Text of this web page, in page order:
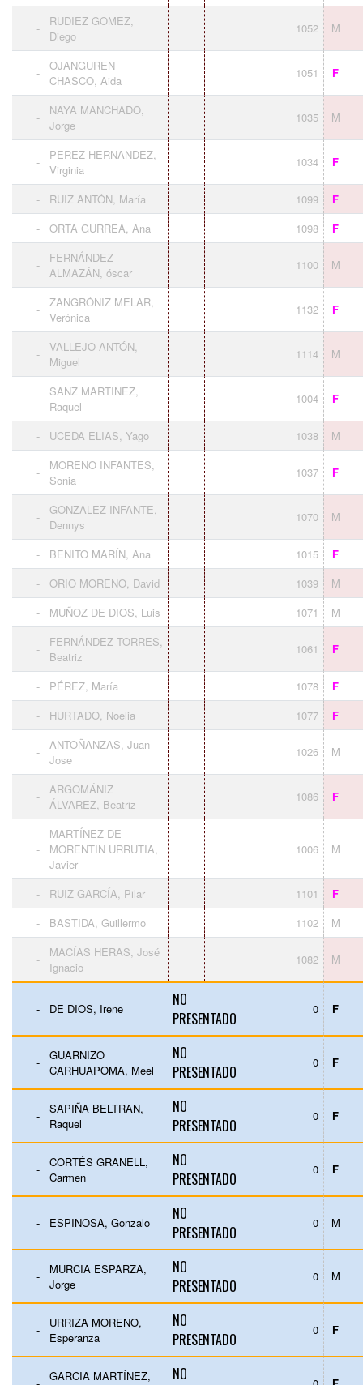
-
RUDIEZ GOMEZ,
Diego
1052 M
-
OJANGUREN
CHASCO, Aida
1051 F
-
NAYA MANCHADO,
Jorge
1035 M
-
PEREZ HERNANDEZ,
Virginia
1034 F
- RUIZ ANTÓN, María 1099
F
-
ORTA GURREA, Ana 1098 F
-
FERNÁNDEZ
ALMAZÁN, óscar
1100 M
-
ZANGRÓNIZ MELAR,
Verónica
1132 F
-
VALLEJO ANTÓN,
Miguel
1114 M
-
SANZ MARTINEZ,
Raquel
1004 F
- UCEDA ELIAS, Yago 1038 M
-
MORENO INFANTES,
Sonia
1037 F
-
GONZALEZ INFANTE,
Dennys
1070 M
- BENITO MARÍN, Ana 1015
F
-
ORIO MORENO, David 1039
M
-
MUÑOZ DE DIOS, Luis 1071 M
-
FERNÁNDEZ TORRES,
Beatriz
1061 F
- PÉREZ, María 1078
F
-
HURTADO, Noelia 1077 F
-
ANTOÑANZAS, Juan
Jose
1026 M
-
ARGOMÁNIZ
ÁLVAREZ, Beatriz
1086 F
-
MARTÍNEZ DE
MORENTIN URRUTIA,
Javier
1006 M
- RUIZ GARCÍA, Pilar 1101
F
-
BASTIDA, Guillermo 1102 M
-
MACÍAS HERAS, José
Ignacio
1082 M
- DE DIOS, Irene
NO
PRESENTADO
0 F
-
GUARNIZO
CARHUAPOMA, Meel
NO
PRESENTADO
0 F
-
SAPIÑA BELTRAN,
Raquel
NO
PRESENTADO
0 F
-
CORTÉS GRANELL,
Carmen
NO
PRESENTADO
0 F
- ESPINOSA, Gonzalo
NO
PRESENTADO
0 M
-
MURCIA ESPARZA,
Jorge
NO
PRESENTADO
0 M
-
URRIZA MORENO,
Esperanza
NO
PRESENTADO
0 F
GARCIA MARTÍNEZ,
NO